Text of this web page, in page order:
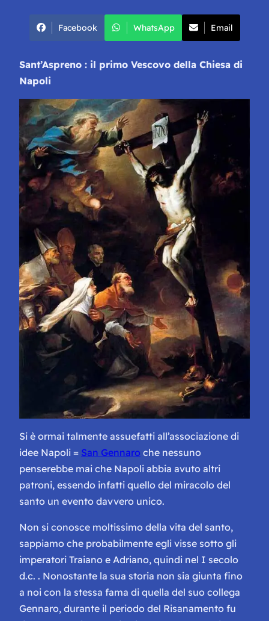
Facebook WhatsApp Email
Sant’Aspreno : il primo Vescovo della Chiesa di
Napoli
Si è ormai talmente assuefatti all’associazione di
idee Napoli = San Gennaro che nessuno
penserebbe mai che Napoli abbia avuto altri
patroni, essendo infatti quello del miracolo del
santo un evento davvero unico.
Non si conosce moltissimo della vita del santo,
sappiamo che probabilmente egli visse sotto gli
imperatori Traiano e Adriano, quindi nel I secolo
d.c. . Nonostante la sua storia non sia giunta fino
a noi con la stessa fama di quella del suo collega
Gennaro, durante il periodo del Risanamento fu